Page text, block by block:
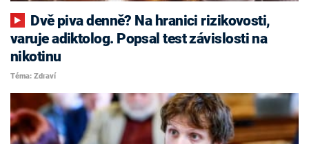
varuje adiktolog. Popsal test závislosti na
nikotinu
Téma: Zdraví